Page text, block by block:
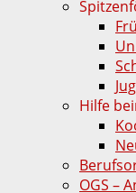
Hilfe
OGS –